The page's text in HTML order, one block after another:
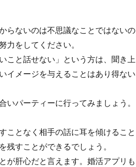
らないのは不思議なことではないの
力をしてください。
こと話せない」という方は、聞き上
イメージを与えることはあり得ない
パーティーに行ってみましょう。
ことなく相手の話に耳を傾けること
すことができるでしょう。
が肝心だと言えます。婚活アプリも